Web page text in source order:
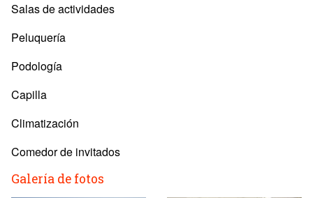
Salas de actividades
Peluquería
Podología
Capilla
Climatización
Comedor de invitados
Galería de fotos